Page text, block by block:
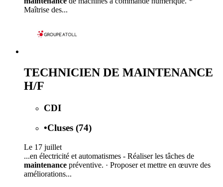
Maîtrise des...
TECHNICIEN DE MAINTENANCE
H/F
CDI
•Cluses (74)
Le 17 juillet
...en électricité et automatismes - Réaliser les tâches de
maintenance préventive. · Proposer et mettre en œuvre des
améliorations...